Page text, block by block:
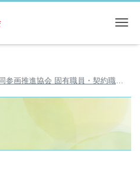
協会 固有職員・契約職員の募集のお知らせ